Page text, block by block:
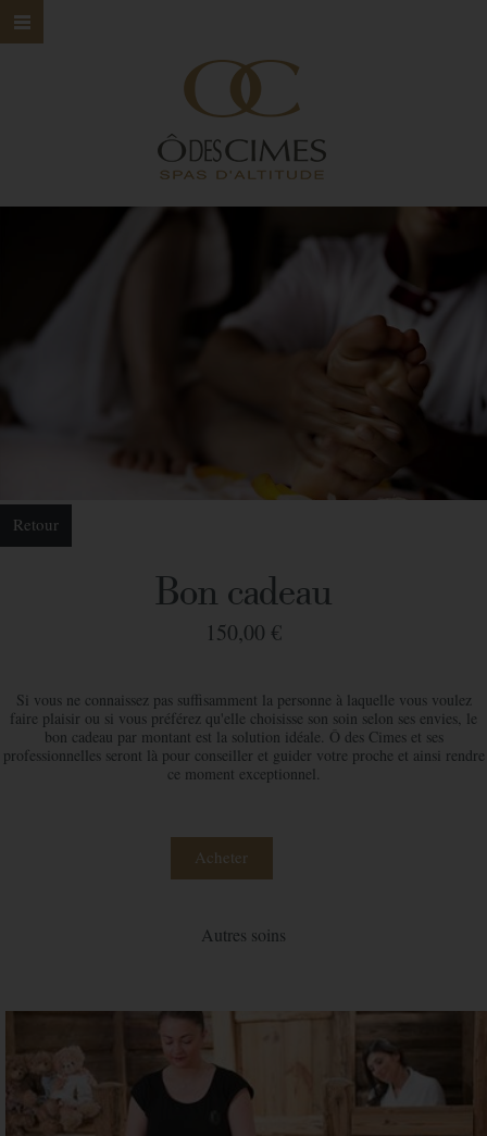
HOME
Ô DES CIMES
NOS SPAS
NOS MARQUES
BONS CADEAUX
Retour
Bon cadeau
150,00 €
Si vous ne connaissez pas suffisamment la personne à laquelle vous voulez
faire plaisir ou si vous préférez qu'elle choisisse son soin selon ses envies, le
bon cadeau par montant est la solution idéale. Ô des Cimes et ses
professionnelles seront là pour conseiller et guider votre proche et ainsi rendre
ce moment exceptionnel.
Acheter
unitaire
Spa
Quantite
Autres soins